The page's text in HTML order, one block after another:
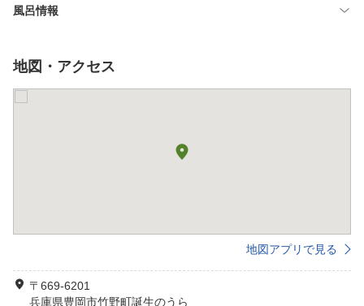
風呂情報
地図・アクセス
地図アプリで見る
〒669-6201
兵庫県豊岡市竹野町誕生のうら